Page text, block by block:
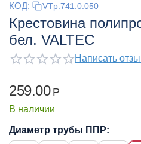
КОД: VTp.741.0.050
Крестовина
бел. VALTEC
Написать
259.00 Р
В наличии
Диаметр трубы ППР: